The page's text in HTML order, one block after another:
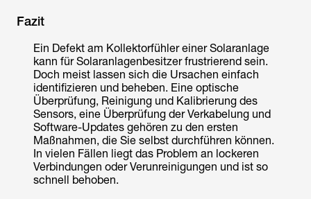
Fazit
Ein Defekt am Kollektorfühler einer Solaranlage
kann für Solaranlagenbesitzer frustrierend sein.
Doch meist lassen sich die Ursachen einfach
identifizieren und beheben. Eine optische
Überprüfung, Reinigung und Kalibrierung des
Sensors, eine Überprüfung der Verkabelung und
Software-Updates gehören zu den ersten
Maßnahmen, die Sie selbst durchführen können.
In vielen Fällen liegt das Problem an lockeren
Verbindungen oder Verunreinigungen und ist so
schnell behoben.